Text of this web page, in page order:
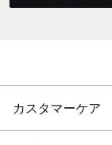
カスタマーケア